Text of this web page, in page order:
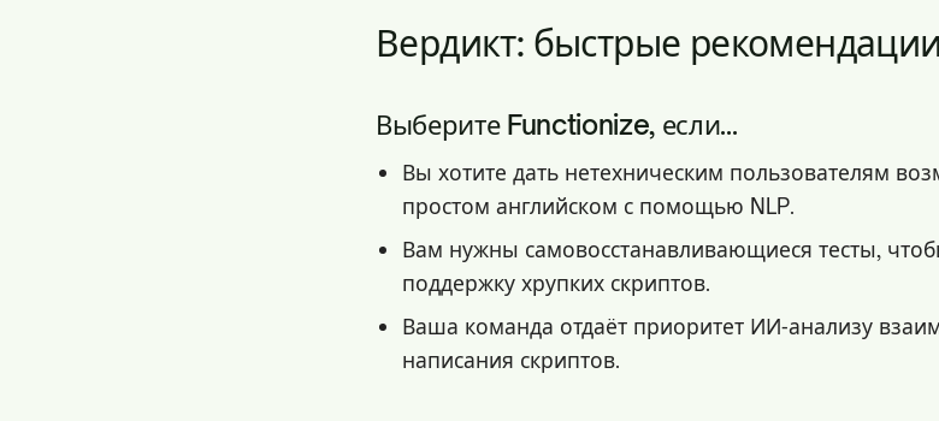
Вердикт: быстрые рекомендации
Выберите Functionize, если...
Вы хотите дать нетехническим пользователям
простом английском с помощью NLP.
Вам нужны самовосстанавливающиеся тесты,
поддержку хрупких скриптов.
Ваша команда отдаёт приоритет ИИ‑анализу
написания скриптов.